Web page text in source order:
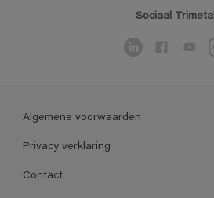
Sociaal Trimetal
Algemene voorwaarden
Privacy verklaring
Contact